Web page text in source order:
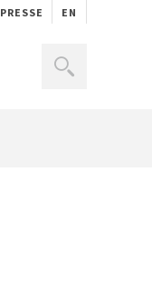
PRESSE EN